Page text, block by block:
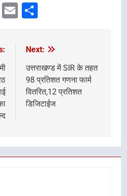
Telegram
Email
Next:
उत्तराखण्ड में SIR के तहत
98 प्रतिशत गणना फार्म
वितरित,12 प्रतिशत
डिजिटाईज